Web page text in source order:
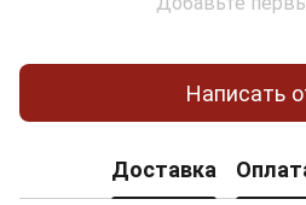
Написать
Доставка